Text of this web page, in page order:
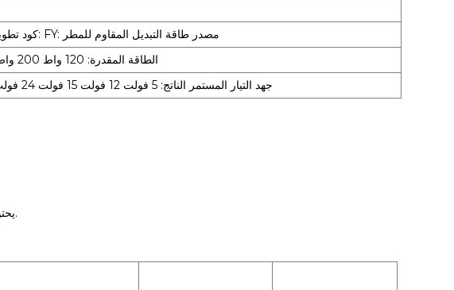
كود تطوير مصدر طاقة التبديل: FY: مصدر طاقة التبديل المقاوم للمطر
الطاقة المقدرة: 120 واط 200 واط 350 واط 400 واط
جهد التيار المستمر الناتج: 5 فولت 12 فولت 15 فولت 24 فولت 36 فولت 48 فولت
يحتوي الإخراج على حماية متعددة للتيار الزائد والجهد الزائد والدوائر القصيرة.